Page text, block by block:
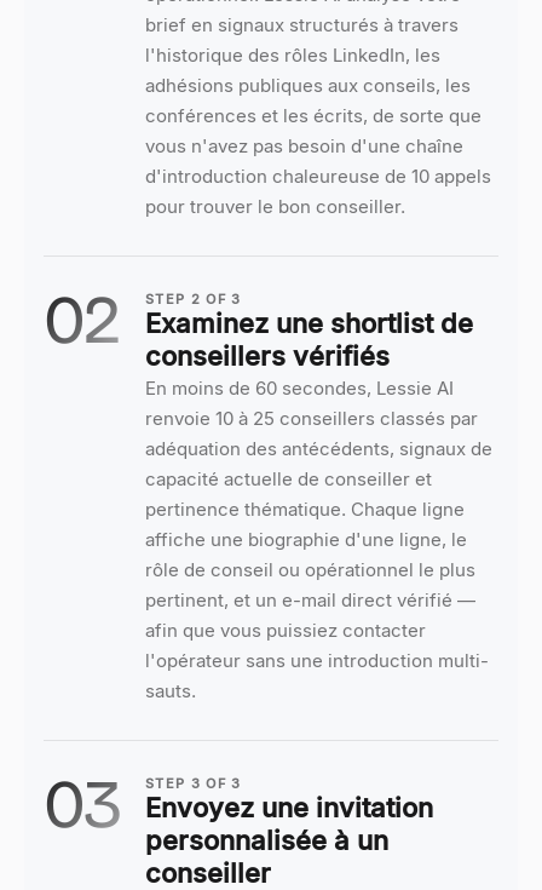
brief en signaux structurés à travers
l'historique des rôles LinkedIn, les
adhésions publiques aux conseils, les
conférences et les écrits, de sorte que
vous n'avez pas besoin d'une chaîne
d'introduction chaleureuse de 10 appels
pour trouver le bon conseiller.
02 STEP 2 OF3
Examinez une shortlist de
conseillers vérifiés
En moins de 60 secondes, Lessie AI
renvoie 10 à 25 conseillers classés par
adéquation des antécédents, signaux de
capacité actuelle de conseiller et
pertinence thématique. Chaque ligne
affiche une biographie d'une ligne, le
rôle de conseil ou opérationnel le plus
pertinent, et un e-mail direct vérifié —
afin que vous puissiez contacter
l'opérateur sans une introduction multi-
sauts.
03 STEP 3 OF3
Envoyez une invitation
personnalisée à un
conseiller